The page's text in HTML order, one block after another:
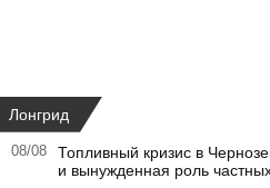
Лонгрид
08/08
Топливный кризис в
и вынужденная роль